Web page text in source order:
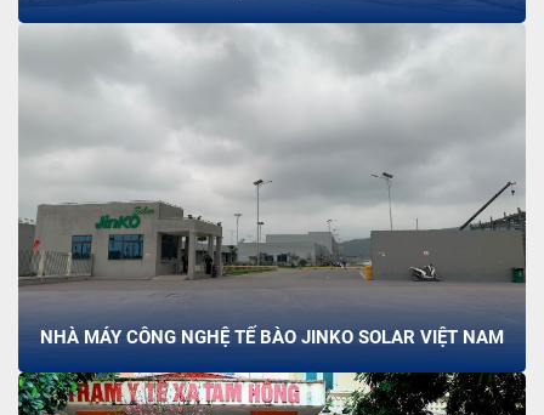
NHÀ MÁY CÔNG NGHỆ TẾ BÀO JINKO SOLAR VIỆT NAM